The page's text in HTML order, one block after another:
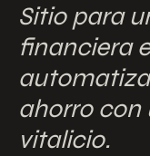
Sitio para
financiera
ahorro con
vitalicio.